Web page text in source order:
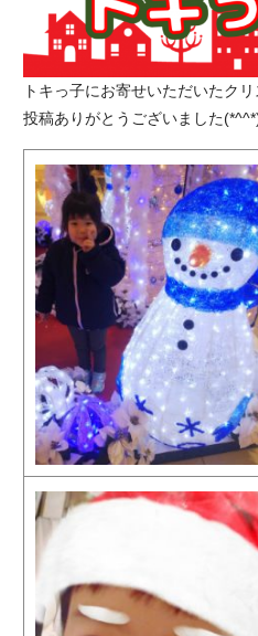
トキっ子にお寄せいただいたク
投稿ありがとうございました